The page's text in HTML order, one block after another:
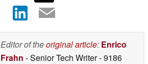
Editor of theoriginal article: Enrico
Frahn - Senior Tech Writer- 9186